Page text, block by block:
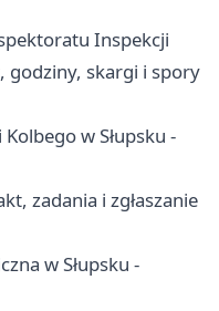
Inspekcji
godziny, skargi i spory
w Słupsku -
zadania i zgłaszanie
w Słupsku -